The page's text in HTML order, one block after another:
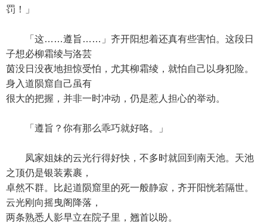
罚！」
「这……遵旨……」齐开阳想着还真有些害怕。这段日
子想必柳霜绫与洛芸
茵没日没夜地担惊受怕，尤其柳霜绫，就怕自己以身犯险。
身入道陨窟自己虽有
很大的把握，并非一时冲动，仍是惹人担心的举动。
「遵旨？你有那么乖巧就好咯。」
凤家姐妹的云光行得好快，不多时就回到南天池。天池
之顶仍是银装素裹，
卓然不群。比起道陨窟里的死一般静寂，齐开阳恍若隔世。
云光刚向摇曳阁降落，
两条熟悉人影早立在院子里，翘首以盼。